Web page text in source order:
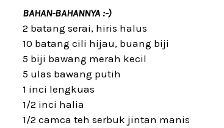
BAHAN-BAHANNYA :-)
2 batang serai, hiris halus
10 batang cili hijau, buang biji
5 biji bawang merah kecil
5 ulas bawang putih
1 inci lengkuas
1/2 inci halia
1/2 camca teh serbuk jintan manis